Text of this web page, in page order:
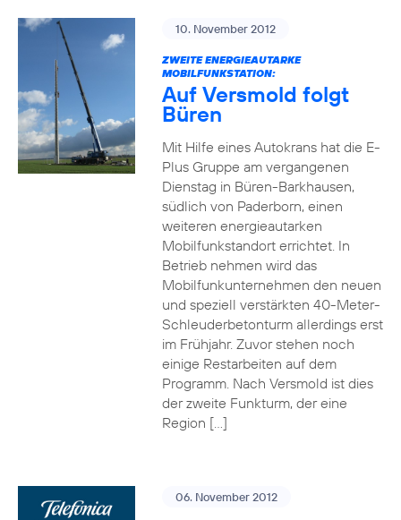
10. November 2012
ZWEITE ENERGIEAUTARKE
MOBILFUNKSTATION:
Auf Versmold folgt
Büren
Mit Hilfe eines Autokrans hat die E-
Plus Gruppe am vergangenen
Dienstag in Büren-Barkhausen,
südlich von Paderborn, einen
weiteren energieautarken
Mobilfunkstandort errichtet. In
Betrieb nehmen wird das
Mobilfunkunternehmen den neuen
und speziell verstärkten 40-Meter-
Schleuderbetonturm allerdings erst
im Frühjahr. Zuvor stehen noch
einige Restarbeiten auf dem
Programm. Nach Versmold ist dies
der zweite Funkturm, der eine
Region […]
06. November 2012